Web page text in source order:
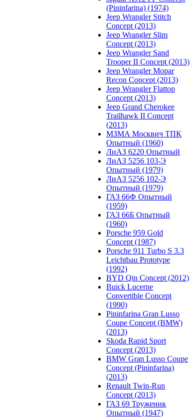
(Pininfarina) (1974)
Jeep Wrangler Stitch
Concept (2013)
Jeep Wrangler Slim
Concept (2013)
Jeep Wrangler Sand
Trooper II Concept (2013)
Jeep Wrangler Mopar
Recon Concept (2013)
Jeep Wrangler Flattop
Concept (2013)
Jeep Grand Cherokee
Trailhawk II Concept
(2013)
МЗМА Москвич ТПК
Опытный (1960)
ЛиАЗ 6220 Опытный
ЛиАЗ 5256 103-Э
Опытный (1979)
ЛиАЗ 5256 102-Э
Опытный (1979)
ГАЗ 66Ф Опытный
(1959)
ГАЗ 66Б Опытный
(1960)
Porsche 959 Gold
Concept (1987)
Porsche 911 Turbo S 3.3
Leichtbau Prototype
(1992)
BYD Qin Concept (2012)
Buick Lucerne
Convertible Concept
(1990)
Pininfarina Gran Lusso
Coupe Concept (BMW)
(2013)
Skoda Rapid Sport
Concept (2013)
BMW Gran Lusso Coupe
Concept (Pininfarina)
(2013)
Renault Twin-Run
Concept (2013)
ГАЗ 69 Труженик
Опытный (1947)